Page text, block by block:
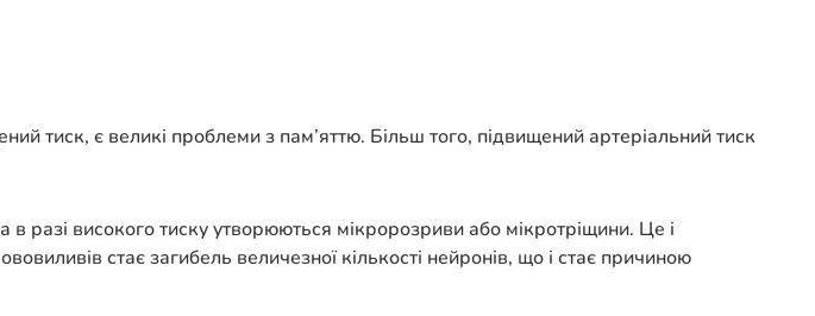
тиск, є великі проблеми з пам’яттю. Більш того, підвищений артеріальний тиск
разі високого тиску утворюються мікророзриви або мікротріщини. Це і
стає загибель величезної кількості нейронів, що і стає причиною